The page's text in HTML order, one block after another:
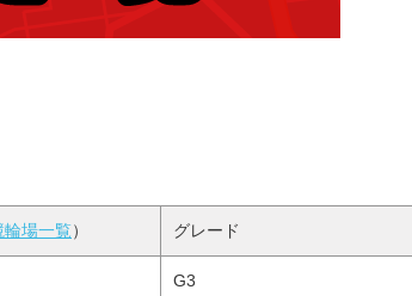
輪場一覧） グレード
G3